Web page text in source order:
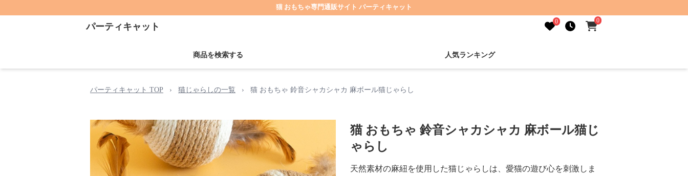
猫 おもちゃ専門通販サイト パーティキャット
パーティキャット 0 0
商品を検索する 人気ランキング
パーティキャット TOP › 猫じゃらしの一覧 › 猫 おもちゃ 鈴音シャカシャカ 麻ボール猫じゃらし
猫 おもちゃ 鈴音シャカシャカ 麻ボール猫じ
ゃらし
天然素材の麻紐を使用した猫じゃらしは、愛猫の遊び心を刺激しま